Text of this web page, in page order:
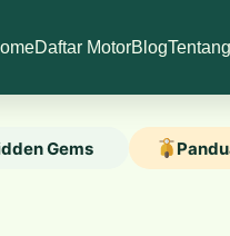
Daftar MotorBlogTentang
Gems